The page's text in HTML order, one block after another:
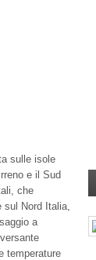
sulle isole
e il Sud
che
sul Nord Italia,
a
temperature